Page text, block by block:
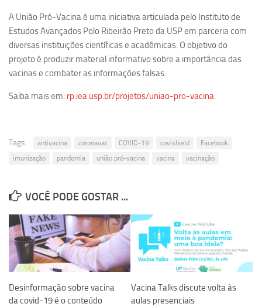
A União Pró-Vacina é uma iniciativa articulada pelo Instituto de
Estudos Avançados Polo Ribeirão Preto da USP em parceria com
diversas instituições científicas e acadêmicas. O objetivo do
projeto é produzir material informativo sobre a importância das
vacinas e combater as informações falsas.
Saiba mais em: rp.iea.usp.br/projetos/uniao-pro-vacina.
Tags: antivacina coronavac COVID-19 covishield
Facebook
imunização
pandemia união pró-vacina vacina vacinação
VOCÊ PODE GOSTAR ...
Desinformação sobre vacina
da covid-19 é o conteúdo
Vacina Talks discute volta às
aulas presenciais